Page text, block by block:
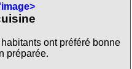
ont préféré bonne
préparée.